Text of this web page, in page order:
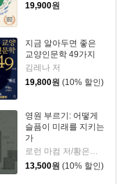
19,900원
지금 알아두면 좋은
교양인문학 49가지
김레나 저
19,800원 (10% 할인)
영원 부르기: 어떻게
슬픔이 미래를 지키는
가
로런 마컴 저/황은주 역
13,500원 (10% 할인)